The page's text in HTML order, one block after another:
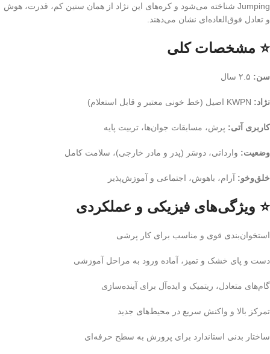
Jumping شناخته می‌شود و کره‌های این نژاد از همان سنین کم، قدرت، هوش
و تعادل فوق‌العاده‌ای نشان می‌دهند.
⭐ مشخصات کلی
سن:
نژاد:
کاربری آتی: پرش، مسابقات جوان‌ها، تربیت پایه
وضعیت: وارداتی، دوسَر (پدر و مادر خارجی)، سلامت کامل
خلق‌وخو: آرام، باهوش، اجتماعی و آموزش‌پذیر
⭐ ویژگی‌های فیزیکی و عملکردی
استخوان‌بندی قوی و مناسب برای کار پرشی
دست و پای خشک و تمیز، آماده ورود به مراحل آموزشی
گام‌های متعادل، ریتمیک و ایده‌آل برای آینده‌سازی
تمرکز بالا و واکنش سریع در محیط‌های جدید
ساختار بدنی استاندارد برای پرورش به سطح حرفه‌ای